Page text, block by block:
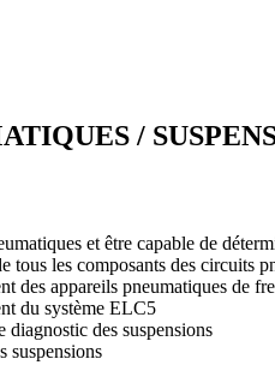
/
et être capable de
tous les composants des circuits
des appareils pneumatiques de
du système ELC5
des suspensions
suspensions